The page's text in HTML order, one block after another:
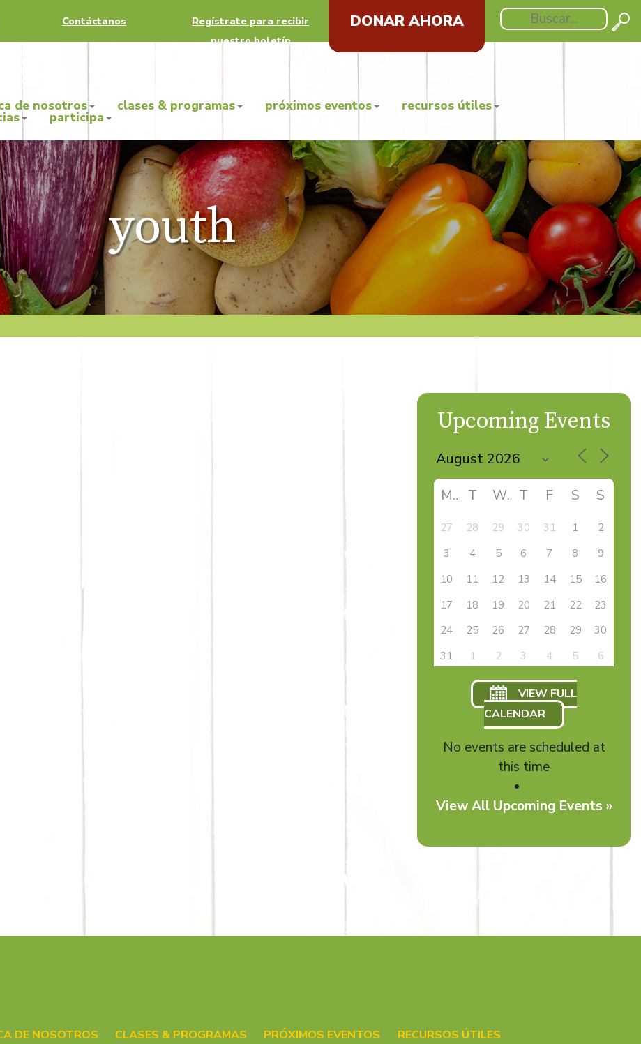
Contáctanos
Regístrate para recibir
nuestro boletín
DONAR AHORA
de nosotros clases & programas próximos eventos recursos útiles
participa
youth
Upcoming Events
M T W T F S S
27 28 29 30 31 1
2
3
4 5 6 7 8
9
10
11 12 13 14 15
16
17
18 19 20 21 22
23
24
25 26 27 28 29
30
31
1 2 3 4 5 6
VIEW FULL
CALENDAR
No events are scheduled at
this time
View All Upcoming Events »
DE NOSOTROS
CLASES & PROGRAMAS
PRÓXIMOS EVENTOS
RECURSOS ÚTILES